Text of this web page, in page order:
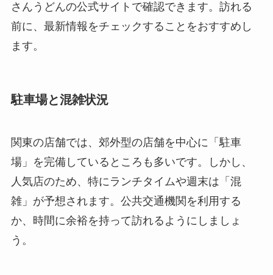
さんうどんの公式サイトで確認できます。訪れる
前に、最新情報をチェックすることをおすすめし
ます。
駐車場と混雑状況
関東の店舗では、郊外型の店舗を中心に「駐車
場」を完備しているところも多いです。しかし、
人気店のため、特にランチタイムや週末は「混
雑」が予想されます。公共交通機関を利用する
か、時間に余裕を持って訪れるようにしましょ
う。